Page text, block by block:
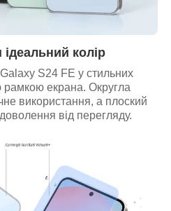
колір
S24 FE у стильних
рамкою екрана. Округла
використання, а плоский
від перегляду.